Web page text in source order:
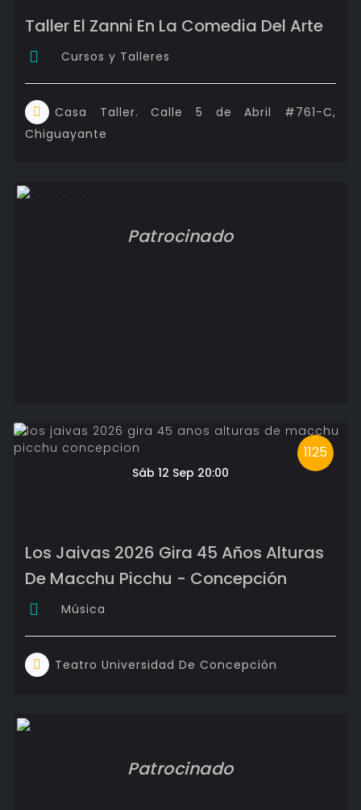
Taller El Zanni En La Comedia Del Arte
Cursos y Talleres
Casa Taller. Calle 5 de Abril #761-C,
Chiguayante
Patrocinado
1125
Sáb 12 Sep 20:00
Los Jaivas 2026 Gira 45 Años Alturas
De Macchu Picchu - Concepción
Música
Teatro Universidad De Concepción
Patrocinado